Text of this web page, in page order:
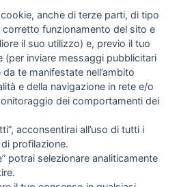
anche di terze parti, di tipo
funzionamento del sito e
il suo utilizzo) e, previo il tuo
(per inviare messaggi pubblicitari
te manifestate nell’ambito
e della navigazione in rete e/o
dei comportamenti dei
acconsentirai all’uso di tutti i
profilazione.
potrai selezionare analiticamente